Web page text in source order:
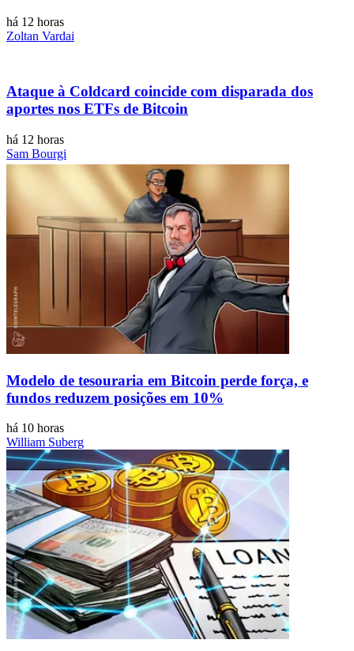
há 12 horas
Zoltan Vardai
Ataque à Coldcard coincide com disparada dos
aportes nos ETFs de Bitcoin
há 12 horas
Sam Bourgi
Modelo de tesouraria em Bitcoin perde força, e
fundos reduzem posições em 10%
há 10 horas
William Suberg